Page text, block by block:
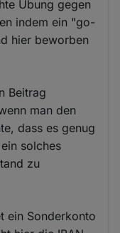
Übung gegen
indem ein "go-
hier beworben
Beitrag
man den
dass es genug
solches
zu
ein Sonderkonto